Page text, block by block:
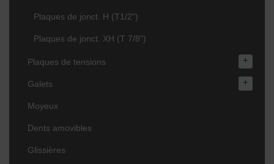
Plaques de jonct. H (T1/2")
Plaques de jonct. XH (T 7/8")
Plaques de tensions +
Galets +
Moyeux
Dents amovibles
Glissières